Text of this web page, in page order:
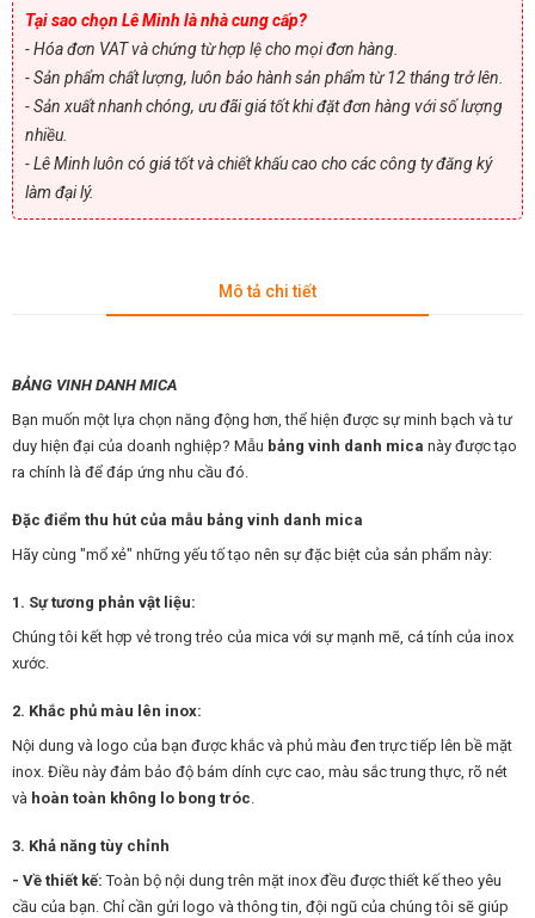
Tại sao chọn Lê Minh là nhà cung cấp?
- Hóa đơn VAT và chứng từ hợp lệ cho mọi đơn hàng.
- Sản phẩm chất lượng, luôn bảo hành sản phẩm từ 12 tháng trở lên.
- Sản xuất nhanh chóng, ưu đãi giá tốt khi đặt đơn hàng với số lượng
nhiều.
- Lê Minh luôn có giá tốt và chiết khấu cao cho các công ty đăng ký
làm đại lý.
Mô tả chi tiết
BẢNG VINH DANH MICA
Bạn muốn một lựa chọn năng động hơn, thể hiện được sự minh bạch và tư
duy hiện đại của doanh nghiệp? Mẫu bảng vinh danh mica này được tạo
ra chính là để đáp ứng nhu cầu đó.
Đặc điểm thu hút của mẫu bảng vinh danh mica
Hãy cùng "mổ xẻ" những yếu tố tạo nên sự đặc biệt của sản phẩm này:
1. Sự tương phản vật liệu:
Chúng tôi kết hợp vẻ trong trẻo của mica với sự mạnh mẽ, cá tính của inox
xước.
2. Khắc phủ màu lên inox:
Nội dung và logo của bạn được khắc và phủ màu đen trực tiếp lên bề mặt
inox. Điều này đảm bảo độ bám dính cực cao, màu sắc trung thực, rõ nét
và hoàn toàn không lo bong tróc.
3. Khả năng tùy chỉnh
- Về thiết kế: Toàn bộ nội dung trên mặt inox đều được thiết kế theo yêu
cầu của bạn. Chỉ cần gửi logo và thông tin, đội ngũ của chúng tôi sẽ giúp